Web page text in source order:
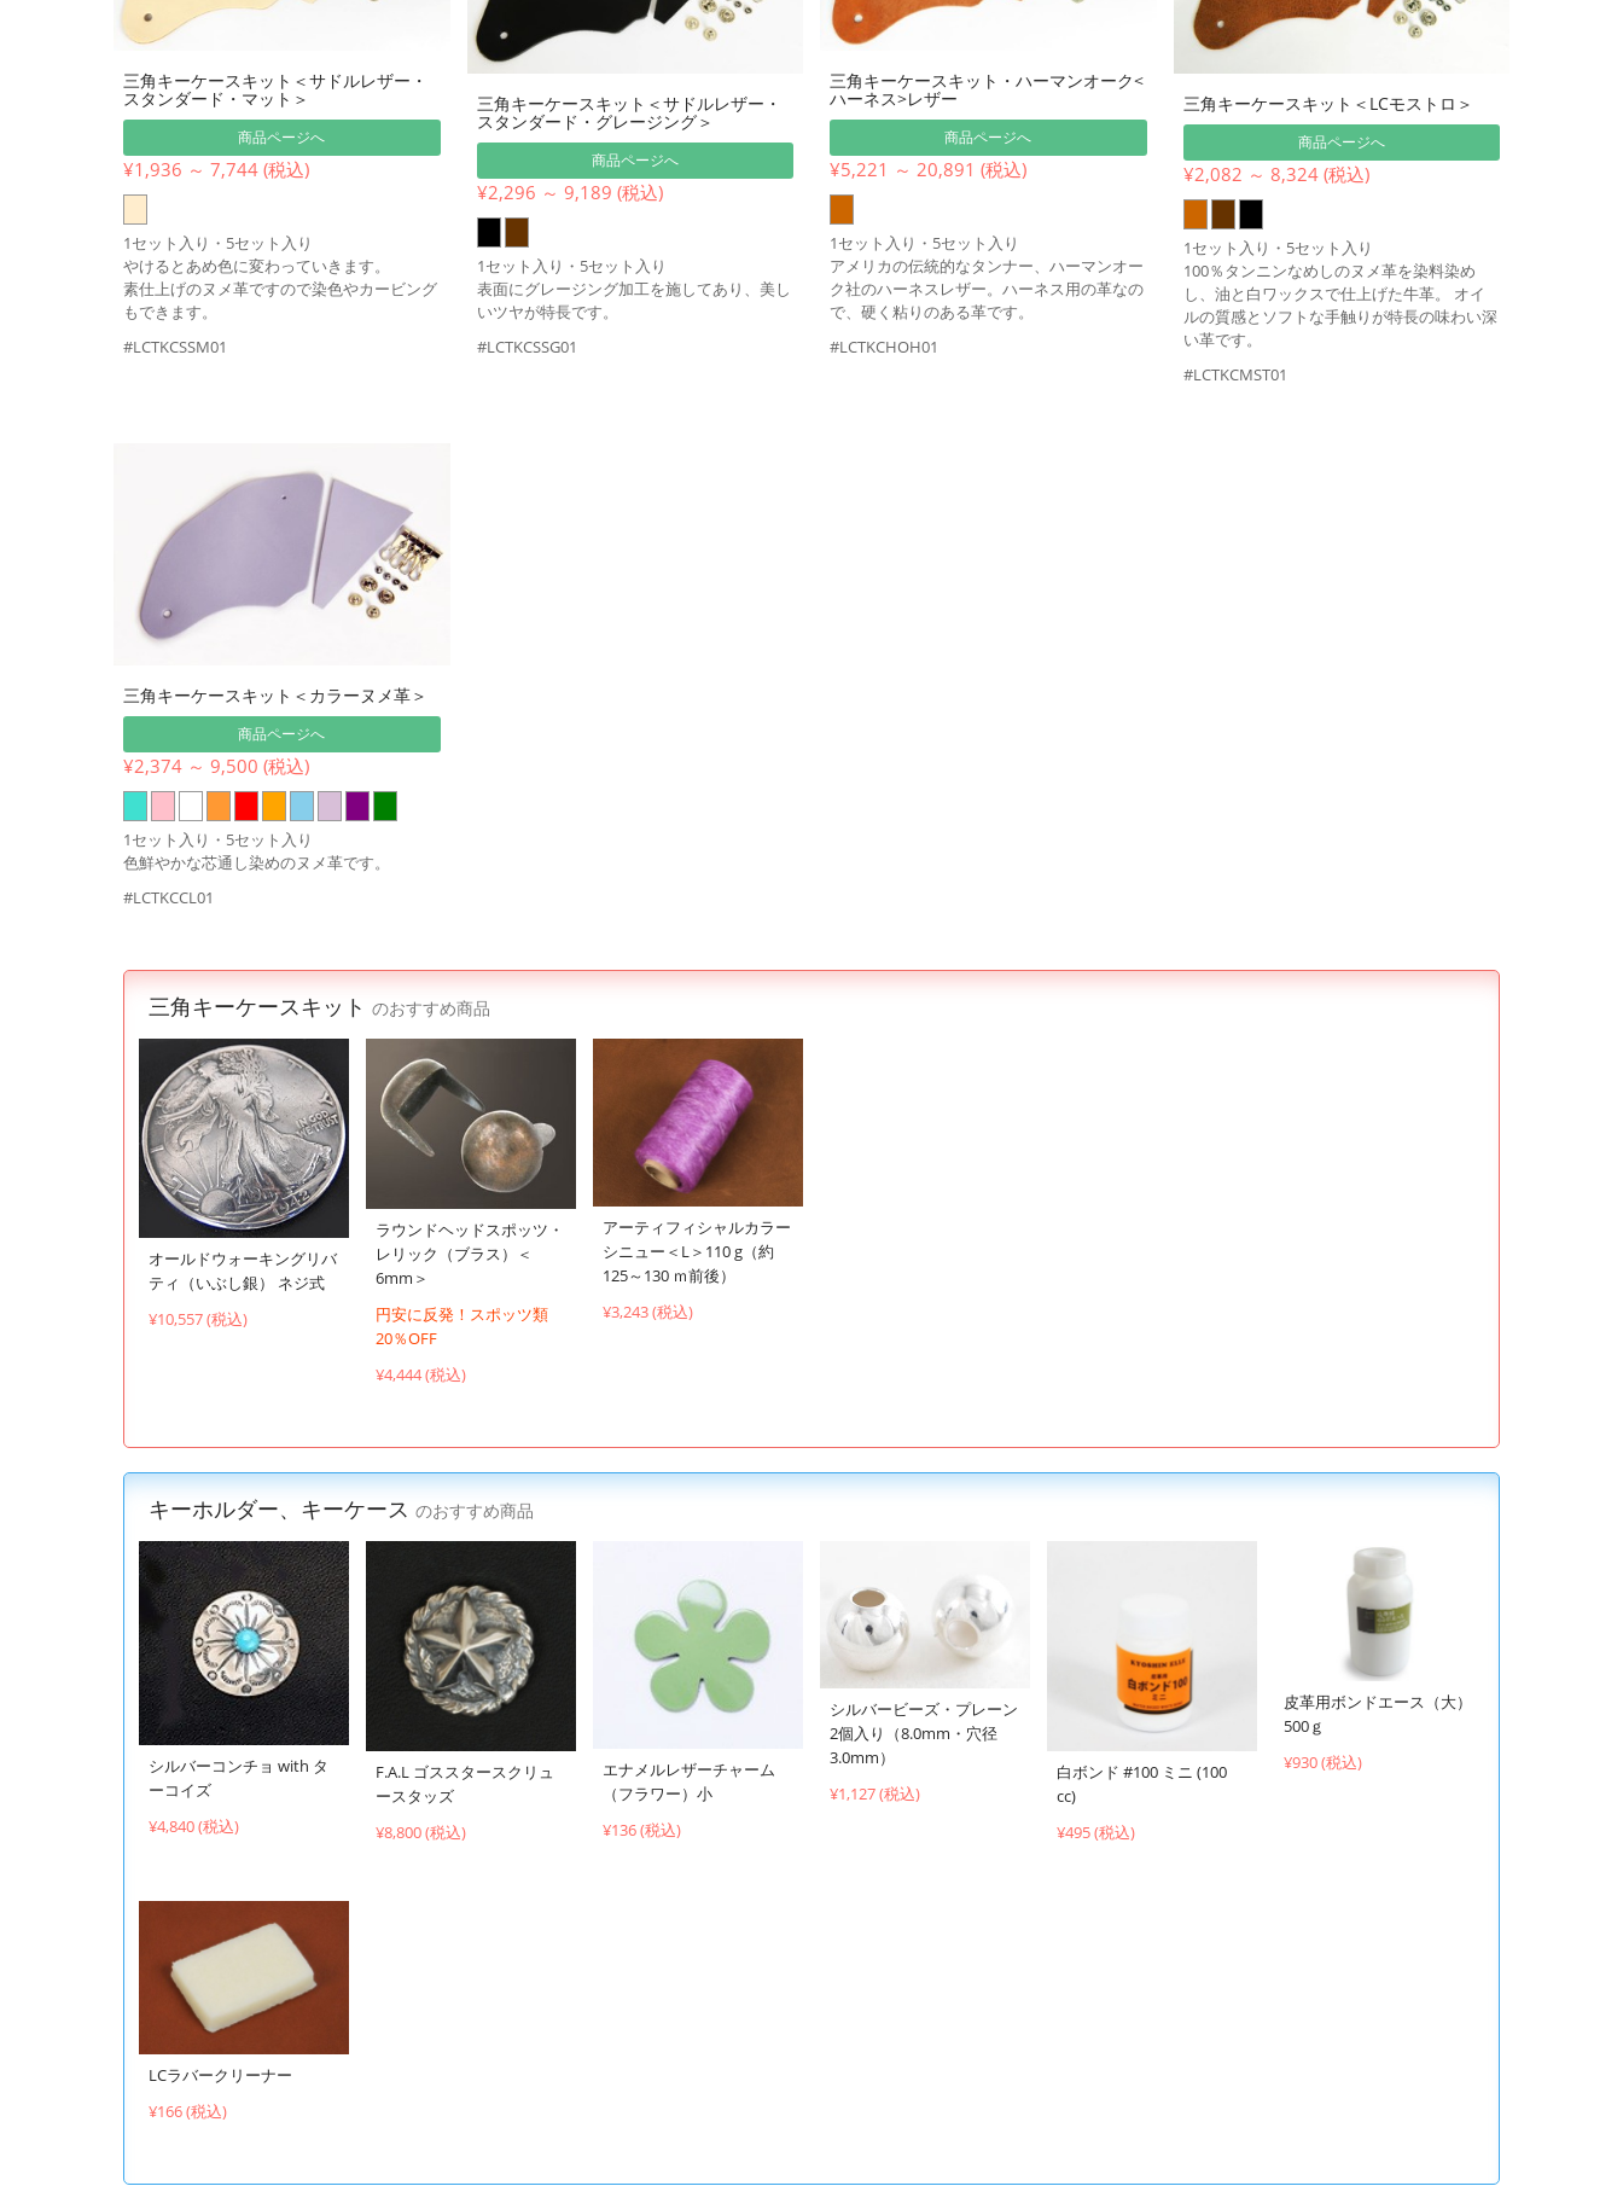
三角キーケースキット＜サドルレザー・
スタンダード・マット＞
商品ページへ
¥1,936 ～ 7,744 (税込)
1セット入り・5セット入り
やけるとあめ色に変わっていきます。
素仕上げのヌメ革ですので染色やカービング
もできます。
#LCTKCSSM01
三角キーケースキット＜サドルレザー・
スタンダード・グレージング＞
商品ページへ
¥2,296 ～ 9,189 (税込)
1セット入り・5セット入り
表面にグレージング加工を施してあり、美し
いツヤが特長です。
#LCTKCSSG01
三角キーケースキット・ハーマンオーク<
ハーネス>レザー
商品ページへ
¥5,221 ～ 20,891 (税込)
1セット入り・5セット入り
アメリカの伝統的なタンナー、ハーマンオー
ク社のハーネスレザー。ハーネス用の革なの
で、硬く粘りのある革です。
#LCTKCHOH01
三角キーケースキット＜LCモストロ＞
商品ページへ
¥2,082 ～ 8,324 (税込)
1セット入り・5セット入り
100％タンニンなめしのヌメ革を染料染め
し、油と白ワックスで仕上げた牛革。 オイ
ルの質感とソフトな手触りが特長の味わい深
い革です。
#LCTKCMST01
三角キーケースキット＜カラーヌメ革＞
商品ページへ
¥2,374 ～ 9,500 (税込)
1セット入り・5セット入り
色鮮やかな芯通し染めのヌメ革です。
#LCTKCCL01
三角キーケースキット のおすすめ商品
オールドウォーキングリバ
ティ（いぶし銀） ネジ式
¥10,557 (税込)
ラウンドヘッドスポッツ・
レリック（ブラス）＜
6mm＞
円安に反発！スポッツ類
20％OFF
¥4,444 (税込)
アーティフィシャルカラー
シニュー＜L＞110 g（約
125～130 ｍ前後）
¥3,243 (税込)
キーホルダー、キーケース のおすすめ商品
シルバーコンチョ with タ
ーコイズ
¥4,840 (税込)
F.A.L ゴススタースクリュ
ースタッズ
¥8,800 (税込)
エナメルレザーチャーム
（フラワー）小
¥136 (税込)
シルバービーズ・プレーン
2個入り（8.0mm・穴径
3.0mm）
¥1,127 (税込)
白ボンド #100 ミニ (100
cc)
¥495 (税込)
皮革用ボンドエース（大）
500ｇ
¥930 (税込)
LCラバークリーナー
¥166 (税込)